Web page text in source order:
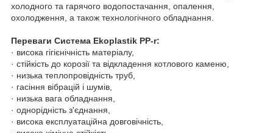
холодного та гарячого водопостачання, опалення,
охолодження, а також технологічного обладнання.
Переваги Система Ekoplastik PP-r:
· висока гігієнічність матеріалу,
· стійкість до корозії та відкладення котлового каменю,
· низька теплопровідність труб,
· гасіння вібрацій і шумів,
· низька вага обладнання,
· однорідність з'єднання,
· висока експлуатаційна довговічність,